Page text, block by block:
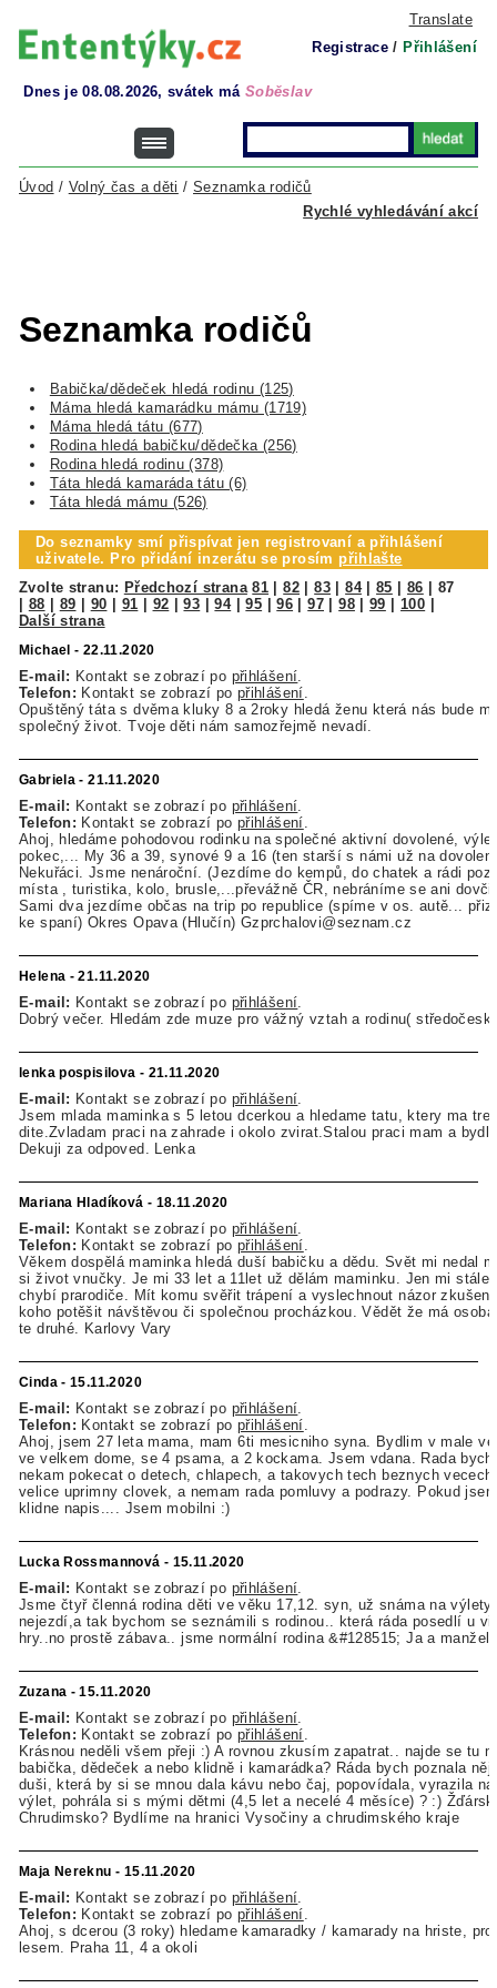
Translate
Registrace / Přihlášení
Dnes je 08.08.2026, svátek má Soběslav
Rychlé vyhledávání akcí
Úvod / Volný čas a děti /Seznamka rodičů
Seznamka rodičů
Babička/dědeček hledá rodinu (125)
Máma hledá kamarádku mámu (1719)
Máma hledá tátu (677)
Rodina hledá babičku/dědečka (256)
Rodina hledá rodinu (378)
Táta hledá kamaráda tátu (6)
Táta hledá mámu (526)
Do seznamky smí přispívat jen registrovaní a přihlášení
uživatele. Pro přidání inzerátu se prosímpřihlašte
Zvolte stranu: Předchozí strana 81 |82 |83|84|85 86
87
88 89 90 91 92 |93 |94|95 |96 |97 |98|99 |100
Další strana
Michael - 22.11.2020
E-mail: Kontakt se zobrazí po přihlášení
Telefon: Kontakt se zobrazí po přihlášení
Opuštěný táta s dvěma kluky 8 a 2roky hledá ženu která nás bude
společný život. Tvoje děti nám samozřejmě nevadí.
Gabriela - 21.11.2020
E-mail: Kontakt se zobrazí po přihlášení
Telefon: Kontakt se zobrazí po přihlášení
Ahoj, hledáme pohodovou rodinku na společné aktivní dovolené,
pokec,... My 36 a 39, synové 9 a 16 (ten starší s námi už na
Nekuřáci. Jsme nenároční. (Jezdíme do kempů, do chatek a rádi
místa , turistika, kolo, brusle,...převážně ČR, nebráníme se ani
Sami dva jezdíme občas na trip po republice (spíme v os. autě...
ke spaní) Okres Opava (Hlučín) Gzprchalovi@seznam.cz
Helena - 21.11.2020
E-mail: Kontakt se zobrazí po přihlášení
Dobrý večer. Hledám zde muze pro vážný vztah a rodinu(
lenka pospisilova - 21.11.2020
E-mail: Kontakt se zobrazí po přihlášení
Jsem mlada maminka s 5 letou dcerkou a hledame tatu, ktery ma
dite.Zvladam praci na zahrade i okolo zvirat.Stalou praci mam a
Dekuji za odpoved. Lenka
Mariana Hladíková - 18.11.2020
E-mail: Kontakt se zobrazí po přihlášení
Telefon: Kontakt se zobrazí po přihlášení
Věkem dospělá maminka hledá duší babičku a dědu. Svět mi nedal
si život vnučky. Je mi 33 let a 11let už dělám maminku. Jen mi stále
chybí prarodiče. Mít komu svěřit trápení a vyslechnout názor
koho potěšit návštěvou či společnou procházkou. Vědět že má
te druhé. Karlovy Vary
Cinda - 15.11.2020
E-mail: Kontakt se zobrazí po přihlášení
Telefon: Kontakt se zobrazí po přihlášení
Ahoj, jsem 27 leta mama, mam 6ti mesicniho syna. Bydlim v male
ve velkem dome, se 4 psama, a 2 kockama. Jsem vdana. Rada
nekam pokecat o detech, chlapech, a takovych tech beznych
velice uprimny clovek, a nemam rada pomluvy a podrazy. Pokud
klidne napis.... Jsem mobilni :)
Lucka Rossmannová - 15.11.2020
E-mail: Kontakt se zobrazí po přihlášení
Jsme čtyř členná rodina děti ve věku 17,12. syn, už snáma na
nejezdí,a tak bychom se seznámili s rodinou.. která ráda posedlí u
hry..no prostě zábava.. jsme normální rodina &#128515; Ja a manžel
Zuzana - 15.11.2020
E-mail: Kontakt se zobrazí po přihlášení
Telefon: Kontakt se zobrazí po přihlášení
Krásnou neděli všem přeji :) A rovnou zkusím zapatrat.. najde se tu
babička, dědeček a nebo klidně i kamarádka? Ráda bych poznala
duši, která by si se mnou dala kávu nebo čaj, popovídala, vyrazila
výlet, pohrála si s mými dětmi (4,5 let a necelé 4 měsíce) ? :)
Chrudimsko? Bydlíme na hranici Vysočiny a chrudimského kraje
Maja Nereknu - 15.11.2020
E-mail: Kontakt se zobrazí po přihlášení
Telefon: Kontakt se zobrazí po přihlášení
Ahoj, s dcerou (3 roky) hledame kamaradky / kamarady na hriste,
lesem. Praha 11, 4 a okoli